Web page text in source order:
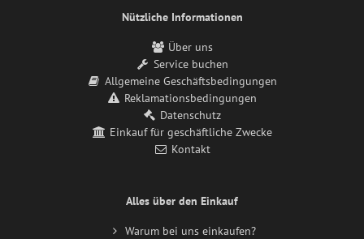
Nützliche Informationen
Über uns
Service buchen
Allgemeine Geschäftsbedingungen
Reklamationsbedingungen
Datenschutz
Einkauf für geschäftliche Zwecke
Kontakt
Alles über den Einkauf
Warum bei uns einkaufen?